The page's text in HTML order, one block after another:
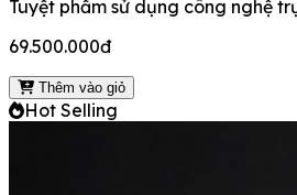
Tuyệt phẩm sử dụng công nghệ
69.500.000đ
Thêm vào giỏ
Hot Selling